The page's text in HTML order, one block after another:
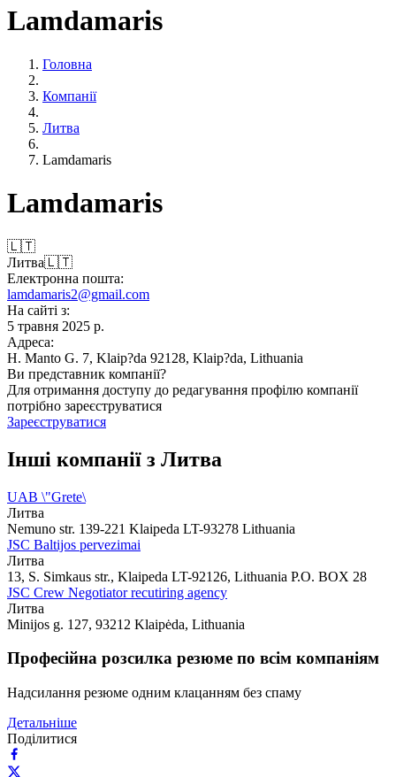
Lamdamaris
Головна
Компанії
Литва
Lamdamaris
Lamdamaris
🇱🇹
Литва🇱🇹
Електронна пошта:
lamdamaris2@gmail.com
На сайті з:
5 травня 2025 р.
Адреса:
H. Manto G. 7, Klaip?da 92128, Klaip?da, Lithuania
Ви представник компанії?
Для отримання доступу до редагування профілю компанії
потрібно зареєструватися
Зареєструватися
Інші компанії з Литва
UAB \"Grete\
Литва
Nemuno str. 139-221 Klaipeda LT-93278 Lithuania
JSC Baltijos pervezimai
Литва
13, S. Simkaus str., Klaipeda LT-92126, Lithuania P.O. BOX 28
JSC Crew Negotiator recutiring agency
Литва
Minijos g. 127, 93212 Klaipėda, Lithuania
Професійна розсилка резюме по всім компаніям
Надсилання резюме одним клацанням без спаму
Детальніше
Поділитися